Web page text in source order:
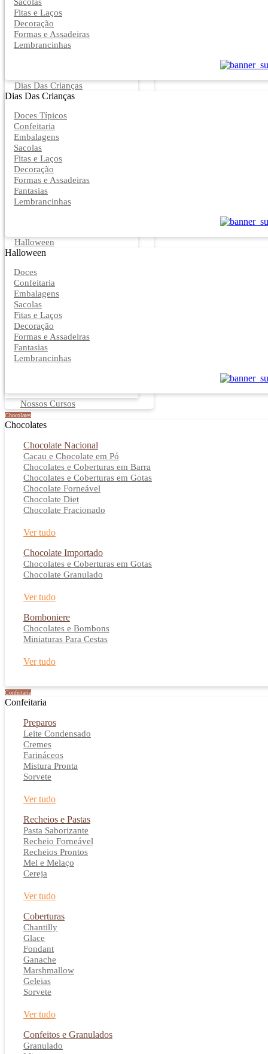
Fitas e Laços
Decoração
Formas e Assadeiras
Lembrancinhas
Dias Das Crianças
Dias Das Crianças
Doces Típicos
Confeitaria
Embalagens
Sacolas
Fitas e Laços
Decoração
Formas e Assadeiras
Fantasias
Lembrancinhas
Halloween
Halloween
Doces
Confeitaria
Embalagens
Sacolas
Fitas e Laços
Decoração
Formas e Assadeiras
Fantasias
Lembrancinhas
Nossos Cursos
Chocolates
Chocolates
Chocolate Nacional
Cacau e Chocolate em Pó
Chocolates e Coberturas em Barra
Chocolates e Coberturas em Gotas
Chocolate Forneável
Chocolate Diet
Chocolate Fracionado
Ver tudo
Chocolate Importado
Chocolates e Coberturas em Gotas
Chocolate Granulado
Ver tudo
Bomboniere
Chocolates e Bombons
Miniaturas Para Cestas
Ver tudo
Confeitaria
Confeitaria
Preparos
Leite Condensado
Cremes
Farináceos
Mistura Pronta
Sorvete
Ver tudo
Recheios e Pastas
Pasta Saborizante
Recheio Forneável
Recheios Prontos
Mel e Melaço
Cereja
Ver tudo
Coberturas
Chantilly
Glace
Fondant
Ganache
Marshmallow
Geleias
Sorvete
Ver tudo
Confeitos e Granulados
Granulado